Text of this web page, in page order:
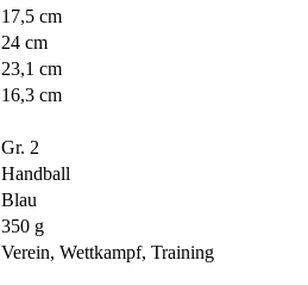
17,5 cm
24 cm
23,1 cm
16,3 cm
Gr. 2
Handball
Blau
350 g
Verein, Wettkampf, Training